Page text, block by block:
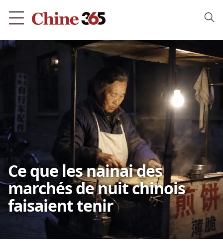
Ce que les nainai des
marchés de nuit chinois
faisaient tenir